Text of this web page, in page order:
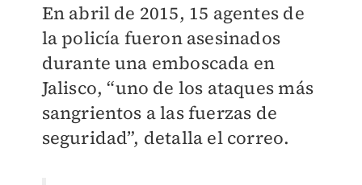
En abril de 2015, 15 agentes de
la policía fueron asesinados
durante una emboscada en
Jalisco, “uno de los ataques más
sangrientos a las fuerzas de
seguridad”, detalla el correo.